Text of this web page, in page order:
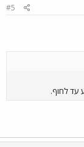
#5
עד לחוף.